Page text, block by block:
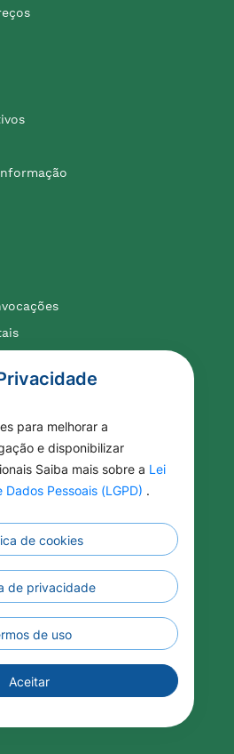
para melhorar a
e disponibilizar
Saiba mais sobre a Lei
Pessoais (LGPD) .
de cookies
de privacidade
de uso
Aceitar